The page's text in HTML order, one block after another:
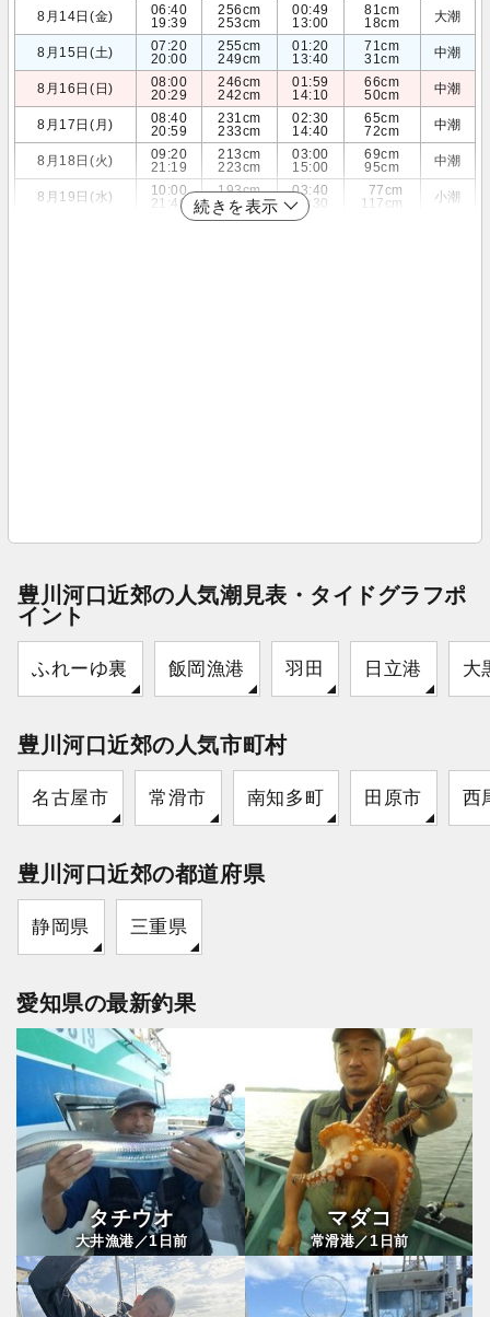
8月14日(金)
06:40
19:39
256cm
253cm
00:49
13:00
81cm
18cm
大潮
8月15日(土)
07:20
20:00
255cm
249cm
01:20
13:40
71cm
31cm
中潮
8月16日(日)
08:00
20:29
246cm
242cm
01:59
14:10
66cm
50cm
中潮
8月17日(月)
08:40
20:59
231cm
233cm
02:30
14:40
65cm
72cm
中潮
8月18日(火)
09:20
21:19
213cm
223cm
03:00
15:00
69cm
95cm
中潮
8月19日(水)
10:00
21:40
193cm
213cm
03:40
15:30
77cm
117cm
小潮
続きを表示
豊川河口近郊の人気潮見表・タイドグラフポ
イント
ふれーゆ裏 飯岡漁港 羽田 日立港 大
豊川河口近郊の人気市町村
名古屋市 常滑市 南知多町 田原市 西
豊川河口近郊の都道府県
静岡県 三重県
愛知県の最新釣果
タチウオ
大井漁港／1 日前
マダコ
常滑港／1 日前